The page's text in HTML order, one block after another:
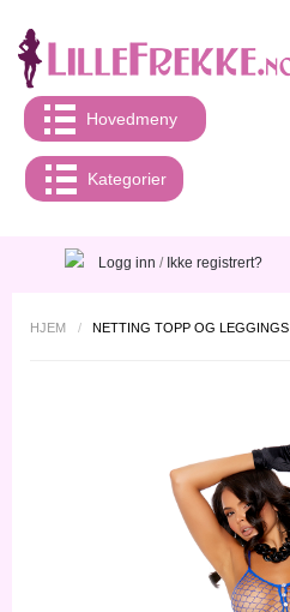
Hovedmeny
Kategorier
Logg inn / Ikke registrert?
HJEM / NETTING TOPP OG LEGGINGS